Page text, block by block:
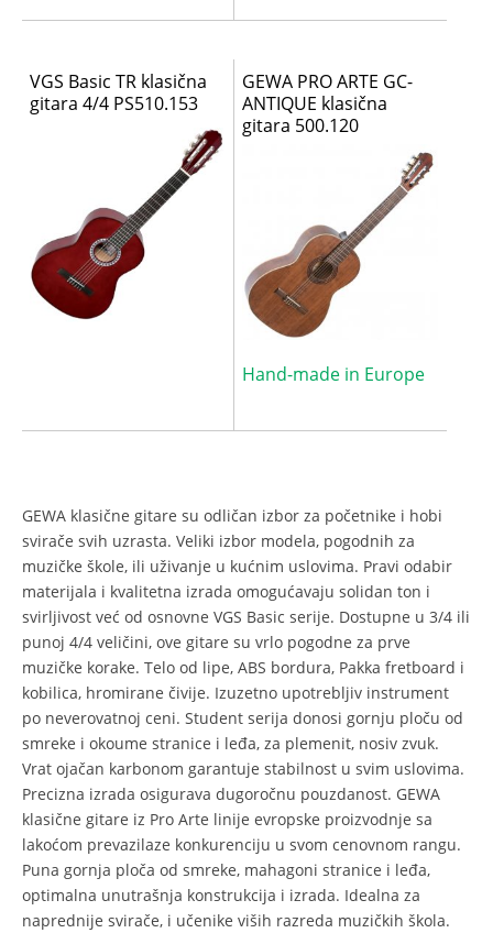
VGS Basic TR klasična
gitara 4/4 PS510.153
GEWA PRO ARTE GC-
ANTIQUE klasična
gitara 500.120
Hand-made in Europe
GEWA klasične gitare su odličan izbor za početnike i hobi
svirače svih uzrasta. Veliki izbor modela, pogodnih za
muzičke škole, ili uživanje u kućnim uslovima. Pravi odabir
materijala i kvalitetna izrada omogućavaju solidan ton i
svirljivost već od osnovne VGS Basic serije. Dostupne u 3/4 ili
punoj 4/4 veličini, ove gitare su vrlo pogodne za prve
muzičke korake. Telo od lipe, ABS bordura, Pakka fretboard i
kobilica, hromirane čivije. Izuzetno upotrebljiv instrument
po neverovatnoj ceni. Student serija donosi gornju ploču od
smreke i okoume stranice i leđa, za plemenit, nosiv zvuk.
Vrat ojačan karbonom garantuje stabilnost u svim uslovima.
Precizna izrada osigurava dugoročnu pouzdanost. GEWA
klasične gitare iz Pro Arte linije evropske proizvodnje sa
lakoćom prevazilaze konkurenciju u svom cenovnom rangu.
Puna gornja ploča od smreke, mahagoni stranice i leđa,
optimalna unutrašnja konstrukcija i izrada. Idealna za
naprednije svirače, i učenike viših razreda muzičkih škola.